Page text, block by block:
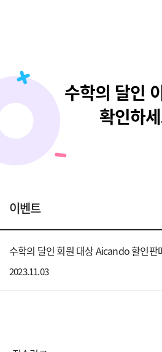
수학의 달인
확인하
이벤트
수학의 달인 회원 대상 Aicando 할인판
2023.11.03